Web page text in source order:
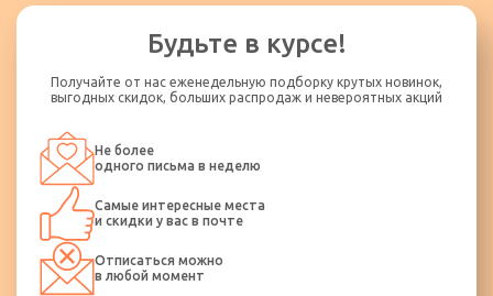
Будьте в курсе!
Получайте от нас еженедельную подборку крутых новинок,
выгодных скидок, больших распродаж и невероятных акций
Не более
одного письма в неделю
Самые интересные места
и скидки у вас в почте
Отписаться можно
в любой момент